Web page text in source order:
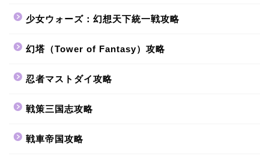
少女ウォーズ：幻想天下統一戦攻略
幻塔（Tower of Fantasy）攻略
忍者マストダイ攻略
戦策三国志攻略
戦車帝国攻略